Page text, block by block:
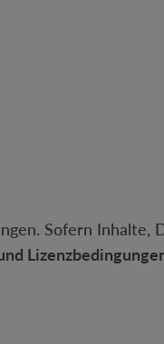
Sofern